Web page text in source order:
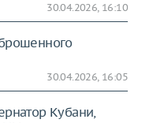
30.04.2026, 16:10
30.04.2026, 16:05
Кубани,